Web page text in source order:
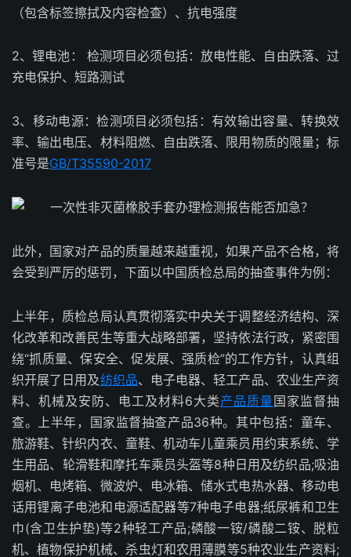
（包含标签擦拭及内容检查）、抗电强度
2、锂电池： 检测项目必须包括：放电性能、自由跌落、过
充电保护、短路测试
3、移动电源：检测项目必须包括：有效输出容量、转换效
率、输出电压、材料阻燃、自由跌落、限用物质的限量；标
准号是GB/T35590-2017
此外，国家对产品的质量越来越重视，如果产品不合格，将
会受到严厉的惩罚，下面以中国质检总局的抽查事件为例：
上半年，质检总局认真贯彻落实中央关于调整经济结构、深
化改革和改善民生等重大战略部署，坚持依法行政，紧密围
绕“抓质量、保安全、促发展、强质检”的工作方针，认真组
织开展了日用及纺织品、电子电器、轻工产品、农业生产资
料、机械及安防、电工及材料6大类产品质量国家监督抽
查。上半年，国家监督抽查产品36种。其中包括：童车、
旅游鞋、针织内衣、童鞋、机动车儿童乘员用约束系统、学
生用品、轮滑鞋和摩托车乘员头盔等8种日用及纺织品;吸油
烟机、电烤箱、微波炉、电冰箱、储水式电热水器、移动电
话用锂离子电池和电源适配器等7种电子电器;纸尿裤和卫生
巾(含卫生护垫)等2种轻工产品;磷酸一铵/磷酸二铵、脱粒
机、植物保护机械、杀虫灯和农用薄膜等5种农业生产资料;